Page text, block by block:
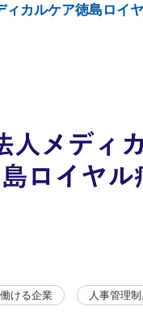
ィカルケア徳島ロイヤ
ける企業 人事管理